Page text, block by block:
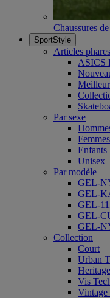
Chaussures
SportStyle
Articles phares
ASICS
Par sexe
Femmes
Enfants
Unisex
Par modèle
GEL-
GEL-
GEL-
GEL-
GEL-
Collection
Court
Urban
Heritage
Vis
Vintage